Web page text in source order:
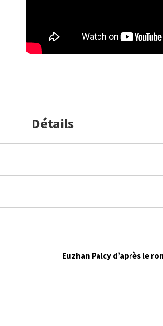
Détails
Euzhan Palcy d’après le